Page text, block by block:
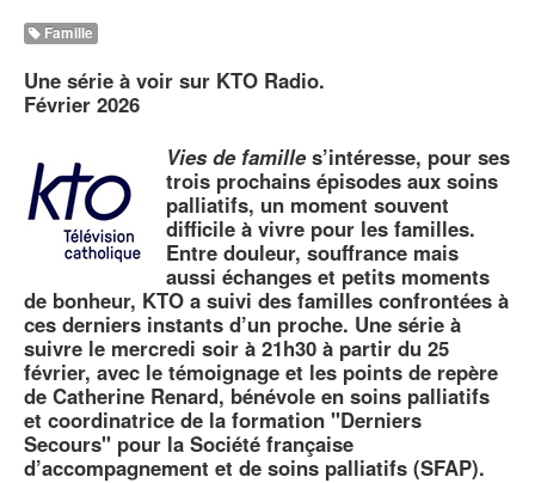
Famille
Une série à voir sur KTO Radio.
Février 2026
Vies de familles’intéresse, pour ses
trois prochains épisodes aux soins
palliatifs, un moment souvent
difficile à vivre pour les familles.
Entre douleur, souffrance mais
aussi échanges et petits moments
de bonheur, KTO a suivi des familles confrontées à
ces derniers instants d’un proche. Une série à
suivre le mercredi soir à 21h30 à partir du 25
février, avec le témoignage et les points de repère
de Catherine Renard, bénévole en soins palliatifs
et coordinatrice de la formation "Derniers
Secours" pour la Société française
d’accompagnement et de soins palliatifs (SFAP).